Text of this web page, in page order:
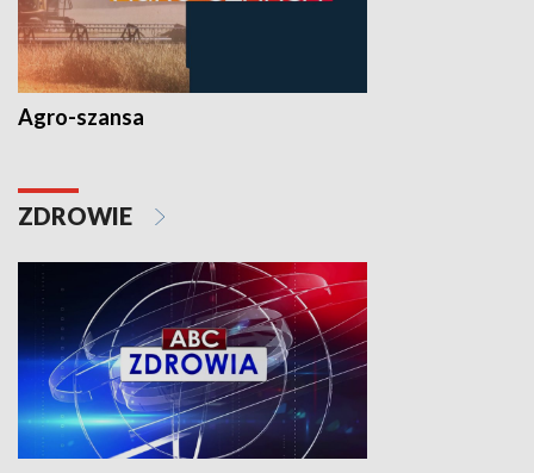
Agro-szansa
ZDROWIE